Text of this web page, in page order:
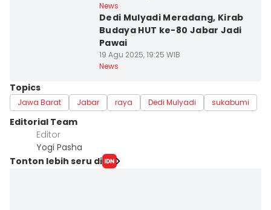
News
Dedi Mulyadi Meradang, Kirab
Budaya HUT ke-80 Jabar Jadi
Pawai
19 Agu 2025, 19:25 WIB
News
Topics
Jawa Barat Jabar raya Dedi Mulyadi sukabumi
Editorial Team
Editor
Yogi Pasha
Tonton lebih seru di